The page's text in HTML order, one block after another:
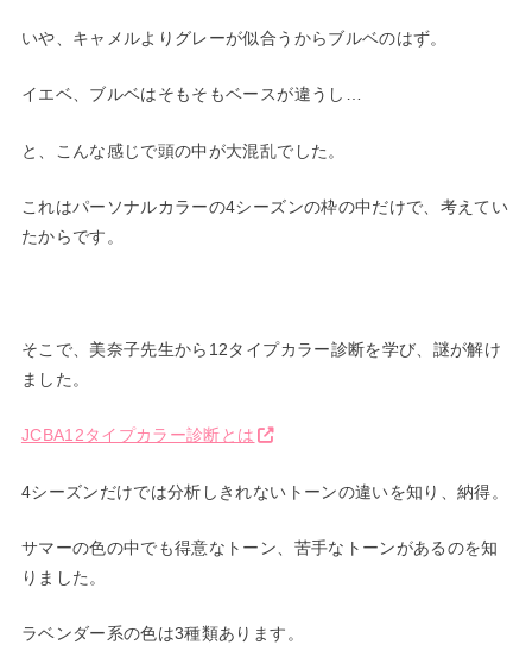
いや、キャメルよりグレーが似合うからブルベのはず。
イエベ、ブルベはそもそもベースが違うし…
と、こんな感じで頭の中が大混乱でした。
これはパーソナルカラーの4シーズンの枠の中だけで、考えてい
たからです。
そこで、美奈子先生から12タイプカラー診断を学び、謎が解け
ま した。
JCBA12タイプカラー診断とは
4シーズンだけでは分析しきれないトーンの違いを知り、納得。
サマーの色の中でも得意なトーン、苦手なトーンがあるのを知
りま した。
ラベンダー系の色は3種類あります。